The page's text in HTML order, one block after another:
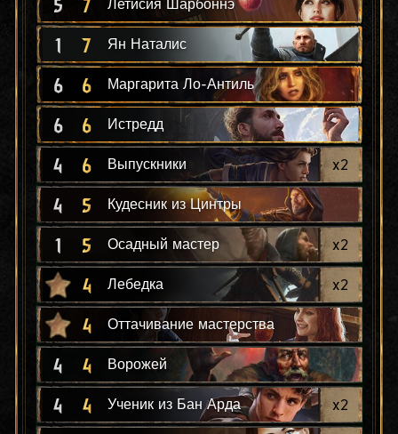
5 7 Летисия Шарбоннэ
1 7 Ян Наталис
6 6 Маргарита Ло-Антиль
6 6 Истредд
4 6 Выпускники x2
4 5 Кудесник из Цинтры
1 5 Осадный мастер x2
4 Лебедка x2
4 Оттачивание мастерства
4 4 Ворожей
4 4 Ученик из Бан Арда x2